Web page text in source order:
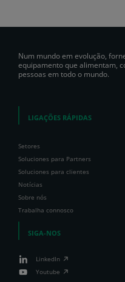
Num mundo em evolução,
equipamento que alimentam,
pessoas em todo o mundo.
LIGAÇÕES RÁPIDAS
Setores
Soluciones para Partners
Soluciones para clientes
Notícias
Sobre nós
Trabalha connosco
SIGA-NOS
LinkedIn
Youtube